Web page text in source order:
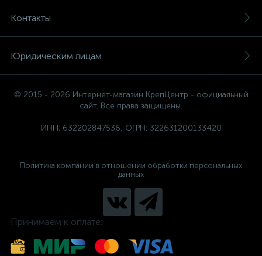
Контакты
Юридическим лицам
© 2015 - 2026 Интернет-магазин КрепЦентр - официальный
сайт. Все права защищены.
ИНН: 632202847536, ОГРН: 322631200133420
Политика компании в отношении обработки персональных
данных
Принимаем к оплате: